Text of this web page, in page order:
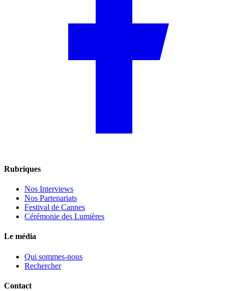
Rubriques
Nos Interviews
Nos Partenariats
Festival de Cannes
Cérémonie des Lumières
Le média
Qui sommes-nous
Rechercher
Contact